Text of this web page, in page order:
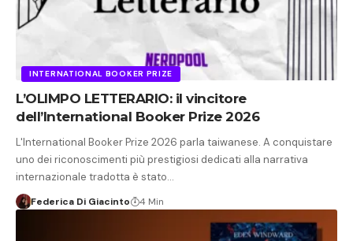
INTERNATIONAL BOOKER PRIZE
L’OLIMPO LETTERARIO: il vincitore
dell’International Booker Prize 2026
L'International Booker Prize 2026 parla taiwanese. A conquistare
uno dei riconoscimenti più prestigiosi dedicati alla narrativa
internazionale tradotta è stato…
Federica Di Giacinto 4 Min